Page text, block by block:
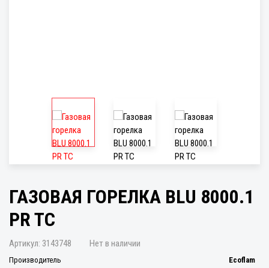
ГАЗОВАЯ ГОРЕЛКА BLU 8000.1
PR TC
Артикул: 3143748 Нет в наличии
Производитель
Ecoflam